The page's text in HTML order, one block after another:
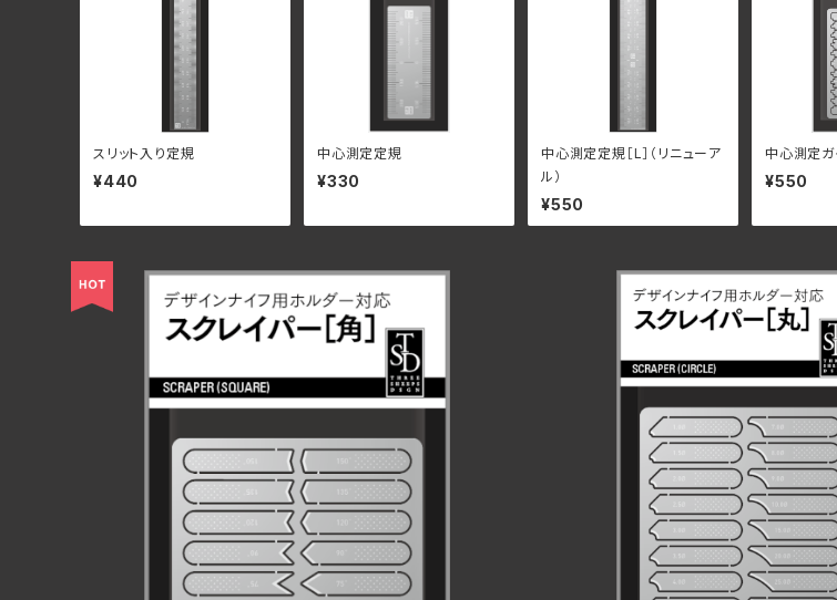
スリット入り定規
¥440
中心測定定規
¥330
中心測定定規［L］（リニューア
ル）
¥550
中心測定ガ
¥550
スクレイパー［角］
¥770
スクレイバー［丸］
¥1,045